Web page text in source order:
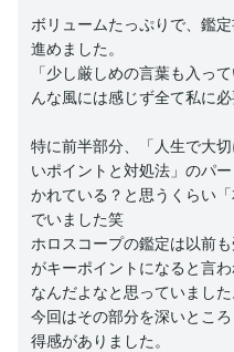
ボリュームたっぷりで、鑑
進めました。
「少し厳しめの言葉も入っ
んな風には感じず全て私に
特に前半部分、「人生で大
いポイントと対処法」のパ
かれている？と思うくらい
でいました笑
ホロスコープの鑑定は以前
がキーポイントになると言
なんだよなと思っていました
今回はその部分を深いとこ
得感がありました。